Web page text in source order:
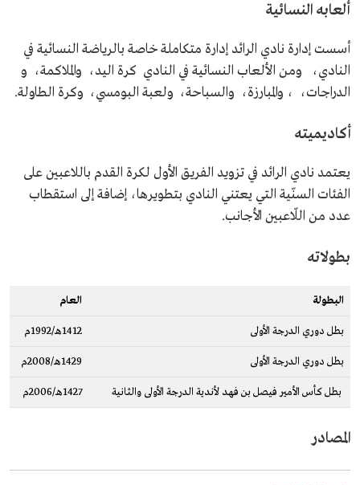
ألعابه النسائية
أسست إدارة نادي الرائد إدارة متكاملة خاصة بالرياضة النسائية في
النادي، ومن الألعاب النسائية في النادي كرة اليد، والملاكمة، و
الدراجات، ، والمبارزة، والسباحة، ولعبة البومسي، وكرة الطاولة.
أكاديميته
يعتمد نادي الرائد في تزويد الفريق الأول لكرة القدم باللاعبين على
الفئات السنّية التي يعتني النادي بتطويرها، إضافة إلى استقطاب
عدد من اللّاعبين الأجانب.
بطولاته
البطولة العام
بطل دوري الدرجة الأولى 1412هـ/1992م
بطل دوري الدرجة الأولى 1429هـ/2008م
بطل كأس الأمير فيصل بن فهد لأندية الدرجة الأولى والثانية 1427هـ/2006م
المصادر